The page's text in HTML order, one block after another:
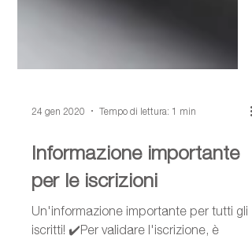
24 gen 2020 Tempo di lettura: 1 min